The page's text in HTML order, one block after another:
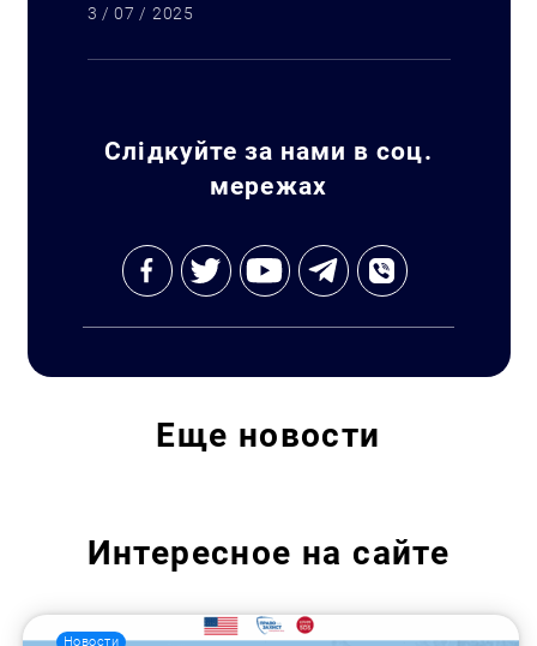
Искать:
3 / 07 / 2025
Слідкуйте за нами в соц.
мережах
Еще новости
Интересное на сайте
Новости